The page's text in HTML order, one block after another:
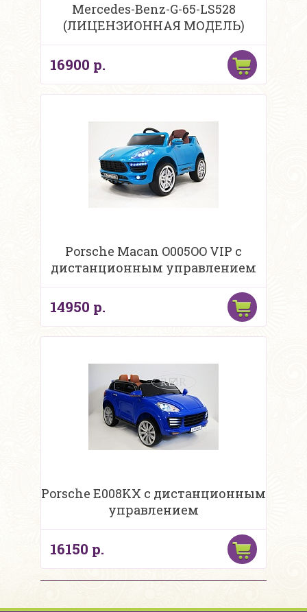
Mercedes-Benz-G-65-LS528
(ЛИЦЕНЗИОННАЯ МОДЕЛЬ)
16900 р.
Porsche Macan O005OO VIP с
дистанционным управлением
14950 р.
Porsche E008KX с дистанционным
управлением
16150 р.